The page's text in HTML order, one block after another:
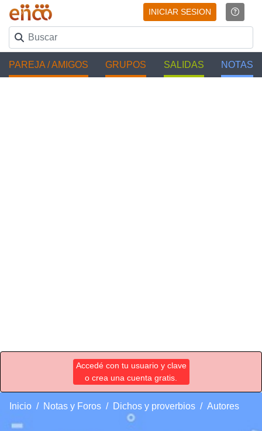
INICIAR SESION
PAREJA / AMIGOS GRUPOS SALIDAS NOTAS
Accedé con tu usuario y clave
o crea una cuenta gratis.
Inicio Notas y Foros Dichos y proverbios Autores